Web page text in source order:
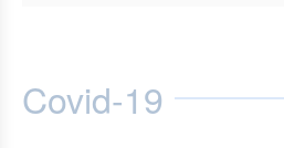
Covid-19